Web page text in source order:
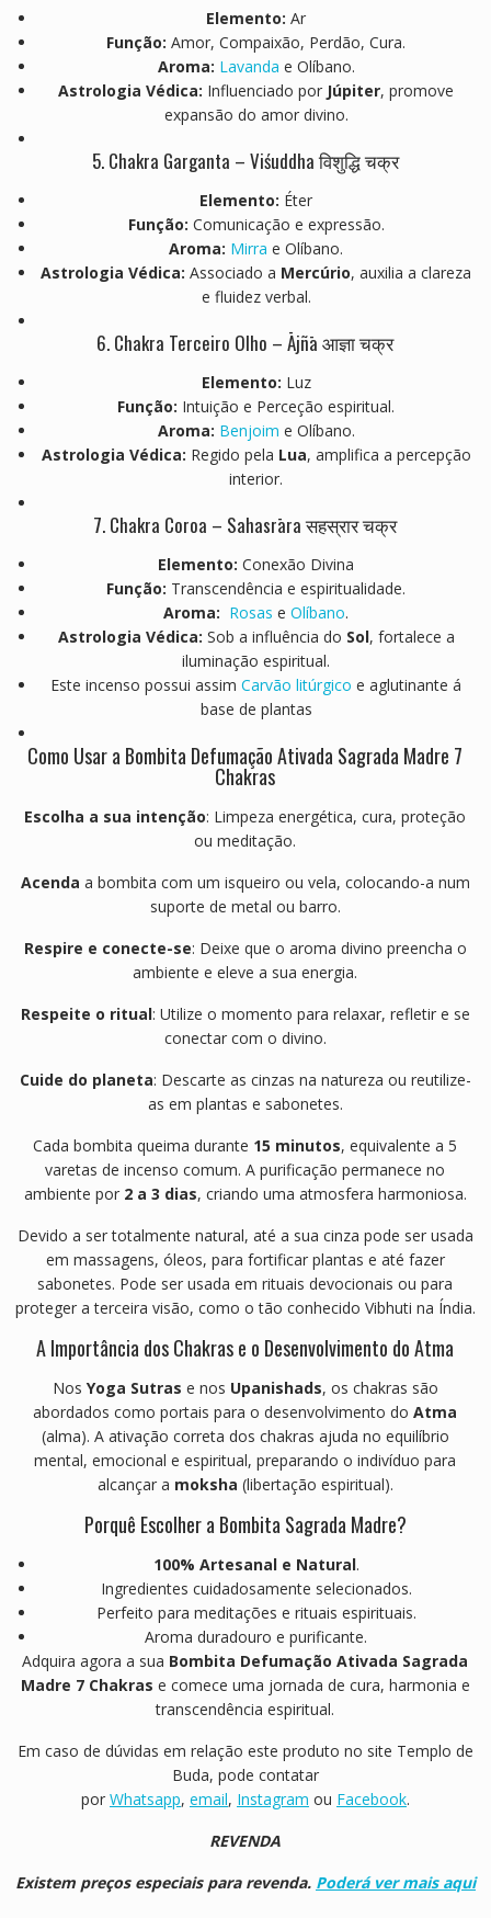
Elemento: Ar
Função: Amor, Compaixão, Perdão, Cura.
Aroma: Lavanda e Olíbano.
Astrologia Védica: Influenciado por Júpiter, promove
expansão do amor divino.
5. Chakra Garganta – Viśuddha विशुद्धि चक्र
Elemento: Éter
Função: Comunicação e expressão.
Aroma: Mirra e Olíbano.
Astrologia Védica: Associado a Mercúrio, auxilia a clareza
e fluidez verbal.
6. Chakra Terceiro Olho – Ājñā आज्ञा चक्र
Elemento: Luz
Função: Intuição e Perceção espiritual.
Aroma: Benjoim e Olíbano.
Astrologia Védica: Regido pela Lua, amplifica a percepção
interior.
7. Chakra Coroa – Sahasrāra सहस्रार चक्र
Elemento: Conexão Divina
Função: Transcendência e espiritualidade.
Aroma: Rosas eOlíbano.
Astrologia Védica: Sob a influência do Sol, fortalece a
iluminação espiritual.
Este incenso possui assimCarvão litúrgico e aglutinante á
base de plantas
Como Usar a Bombita Defumação Ativada Sagrada Madre 7
Chakras
Escolha a sua intenção: Limpeza energética, cura, proteção
ou meditação.
Acenda a bombita com um isqueiro ou vela, colocando-a num
suporte de metal ou barro.
Respire e conecte-se: Deixe que o aroma divino preencha o
ambiente e eleve a sua energia.
Respeite o ritual: Utilize o momento para relaxar, refletir e se
conectar com o divino.
Cuide do planeta: Descarte as cinzas na natureza ou reutilize-
as em plantas e sabonetes.
Cada bombita queima durante 15 minutos, equivalente a 5
varetas de incenso comum. A purificação permanece no
ambiente por 2 a 3 dias, criando uma atmosfera harmoniosa.
Devido a ser totalmente natural, até a sua cinza pode ser usada
em massagens, óleos, para fortificar plantas e até fazer
sabonetes. Pode ser usada em rituais devocionais ou para
proteger a terceira visão, como o tão conhecido Vibhuti na Índia.
A Importância dos Chakras e o Desenvolvimento do Atma
Nos Yoga Sutras e nos Upanishads, os chakras são
abordados como portais para o desenvolvimento doAtma
(alma). A ativação correta dos chakras ajuda no equilíbrio
mental, emocional e espiritual, preparando o indivíduo para
alcançar a moksha (libertação espiritual).
Porquê Escolher a Bombita Sagrada Madre?
100% Artesanal e Natural.
Ingredientes cuidadosamente selecionados.
Perfeito para meditações e rituais espirituais.
Aroma duradouro e purificante.
Adquira agora a sua Bombita Defumação Ativada Sagrada
Madre 7 Chakras e comece uma jornada de cura, harmonia e
transcendência espiritual.
Em caso de dúvidas em relação este produto no site Templo de
Buda, pode contatar
por Whatsapp, email, Instagram ou Facebook.
REVENDA
Existem preços especiais para revenda. Poderá ver mais aqui